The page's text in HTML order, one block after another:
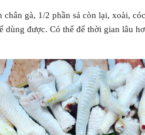
chân gà, 1/2 phần sả còn lại, xoài,
dùng được. Có thể để thời gian lâu